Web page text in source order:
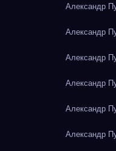
Александр
Александр
Александр
Александр
Александр
Александр